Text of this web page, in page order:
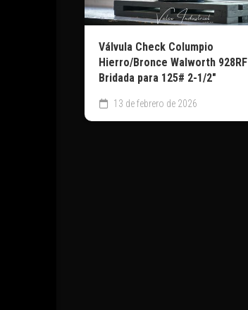
Válvula Check Columpio
Hierro/Bronce Walworth 928RF
Bridada para 125# 2-1/2″
13 de febrero de 2026